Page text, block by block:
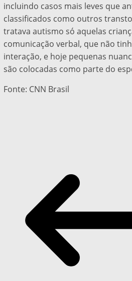
incluindo casos mais leves que
classificados como outros
tratava autismo só aquelas
comunicação verbal, que não
interação, e hoje pequenas
são colocadas como parte do
Fonte: CNN Brasil